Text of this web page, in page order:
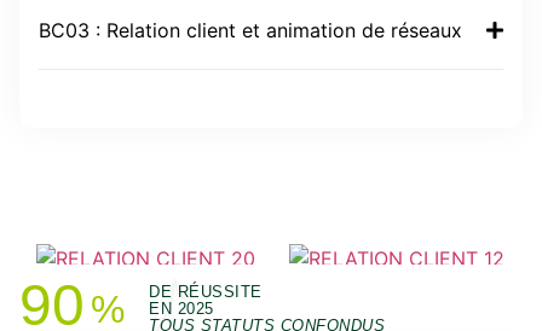
BC03 : Relation client et animation de réseaux
90 %
DE RÉUSSITE
EN 2025
TOUS STATUTS CONFONDUS